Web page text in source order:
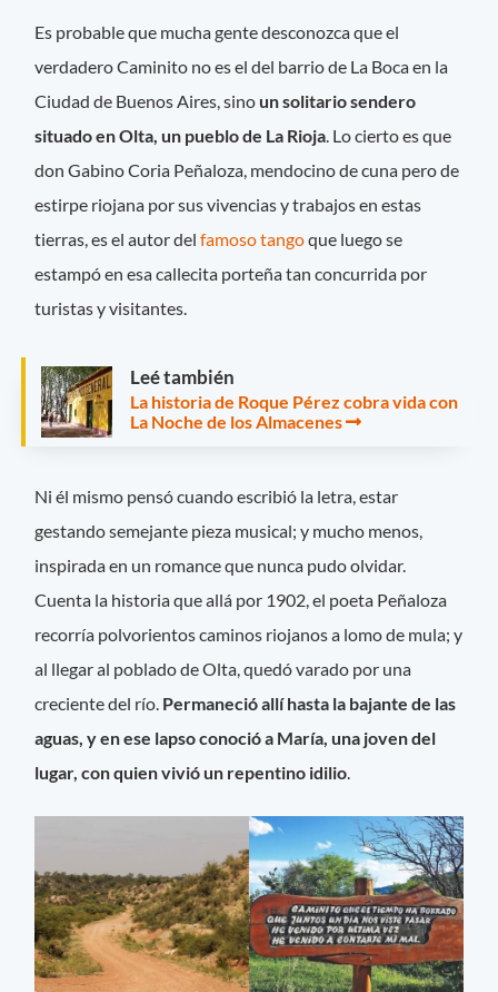
Es probable que mucha gente desconozca que el
verdadero Caminito no es el del barrio de La Boca en la
Ciudad de Buenos Aires, sino un solitario sendero
situado en Olta, un pueblo de La Rioja . Lo cierto es que
don Gabino Coria Peñaloza, mendocino de cuna pero de
estirpe riojana por sus vivencias y trabajos en estas
tierras, es el autor delfamoso tangoque luego se
estampó en esa callecita porteña tan concurrida por
turistas y visitantes.
Leé también
La historia de Roque Pérez cobra vida con
La Noche de los Almacenes
Ni él mismo pensó cuando escribió la letra, estar
gestando semejante pieza musical; y mucho menos,
inspirada en un romance que nunca pudo olvidar.
Cuenta la historia que allá por 1902, el poeta Peñaloza
recorría polvorientos caminos riojanos a lomo de mula; y
al llegar al poblado de Olta, quedó varado por una
creciente del río. Permaneció allí hasta la bajante de las
aguas, y en ese lapso conoció a María, una joven del
lugar, con quien vivió un repentino idilio.